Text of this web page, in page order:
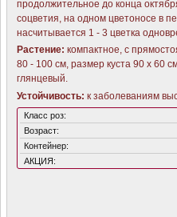
продолжительное до конца
соцветия, на одном цветоносе в
насчитывается 1 - 3 цветка
Растение: компактное, с
80 - 100 см, размер куста 90 х 60
глянцевый.
Устойчивость: к заболеваниям
Класс роз:
Возраст:
Контейнер:
АКЦИЯ: